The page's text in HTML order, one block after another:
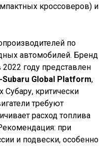
кроссоверов) и
по
автомобилей. Бренд
году представлен
Subaru Global Platform,
критически
требуют
расход топлива
при
и подвески, особенно